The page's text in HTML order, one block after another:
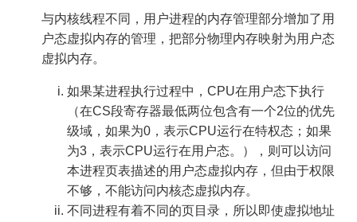
与内核线程不同，用户进程的内存管理部分增加了用
户态虚拟内存的管理，把部分物理内存映射为用户态
虚拟内存。
如果某进程执行过程中，CPU在用户态下执行
（在CS段寄存器最低两位包含有一个2位的优先
级域，如果为0，表示CPU运行在特权态；如果
为3，表示CPU运行在用户态。），则可以访问
本进程页表描述的用户态虚拟内存，但由于权限
不够，不能访问内核态虚拟内存。
不同进程有着不同的页目录，所以即使虚拟地址